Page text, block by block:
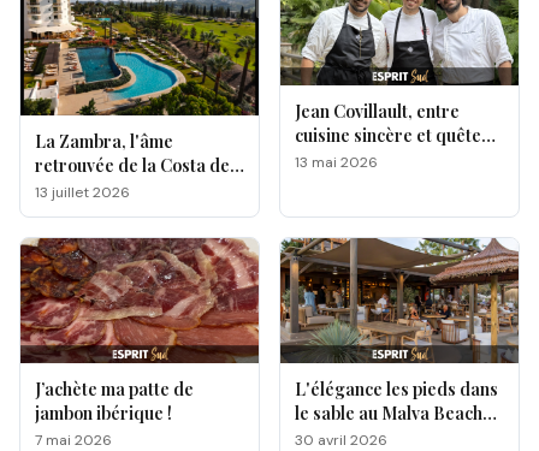
La Zambra, l'âme
retrouvée de la Costa del
Sol
13 juillet 2026
Jean Covillault, entre
cuisine sincère et quête
d’authenticité
13 mai 2026
J’achète ma patte de
jambon ibérique !
7 mai 2026
L'élégance les pieds dans
le sable au Malva Beach
by Txema Palacio
30 avril 2026